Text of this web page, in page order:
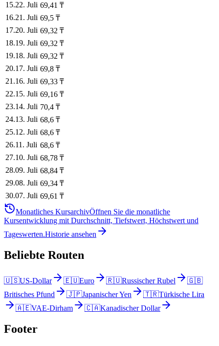
15.22. Juli 69,41 ₸
16.21. Juli 69,5 ₸
17.20. Juli 69,32 ₸
18.19. Juli 69,32 ₸
19.18. Juli 69,32 ₸
20.17. Juli 69,8 ₸
21 .16. Juli 69,33 ₸
22.15. Juli 69,16 ₸
23.14. Juli 70,4 ₸
24.13. Juli 68,6 ₸
25.12. Juli 68,6 ₸
26.11. Juli 68,6 ₸
27.10. Juli 68,78 ₸
28.09. Juli 68,84 ₸
29.08. Juli 69,34 ₸
30.07. Juli 69,61 ₸
Monatliches KursarchivÖffnen Sie die monatliche
Kursentwicklung mit Durchschnitt, Tiefstwert, Höchstwert und
Tageswerten.Historie ansehen
Beliebte Routen
🇺🇸US-Dollar 🇪🇺Euro 🇷🇺Russischer Rubel
🇬🇧
Britisches Pfund
🇯🇵Japanischer Yen 🇹🇷Türkische Lira
🇦🇪VAE-Dirham 🇨🇦Kanadischer Dollar
Footer